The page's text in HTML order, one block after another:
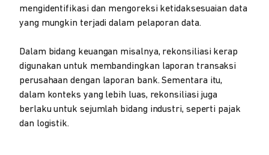
mengidentifikasi dan mengoreksi ketidaksesuaian data
yang mungkin terjadi dalam pelaporan data.
Dalam bidang keuangan misalnya, rekonsiliasi kerap
digunakan untuk membandingkan laporan transaksi
perusahaan dengan laporan bank. Sementara itu,
dalam konteks yang lebih luas, rekonsiliasi juga
berlaku untuk sejumlah bidang industri, seperti pajak
dan logistik.